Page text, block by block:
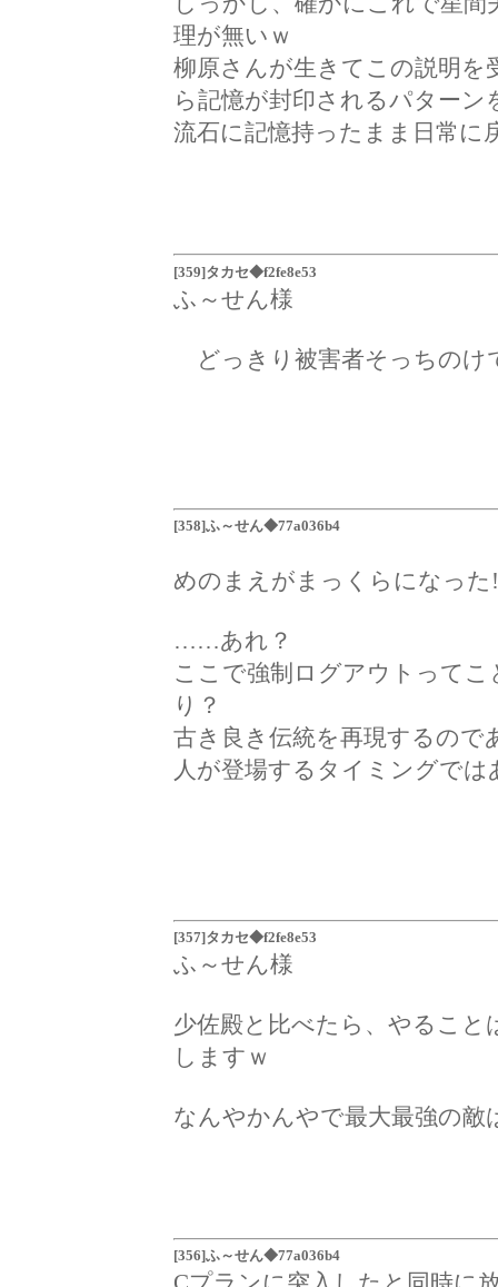
理が無いｗ
柳原さんが生きてこの説明を
ら記憶が封印されるパターン
流石に記憶持ったまま日常に
[359]タカセ◆f2fe8e53
ふ～せん様
どっきり被害者そっちのけ
[358]ふ～せん◆77a036b4
めのまえがまっくらになった!
……あれ？
ここで強制ログアウトって
り？
古き良き伝統を再現するので
人が登場するタイミングで
[357]タカセ◆f2fe8e53
ふ～せん様
少佐殿と比べたら、やるこ
しますｗ
なんやかんやで最大最強の
[356]ふ～せん◆77a036b4